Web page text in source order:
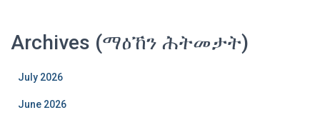
Archives (ማዕኸን ሕትመታት)
July 2026
June 2026